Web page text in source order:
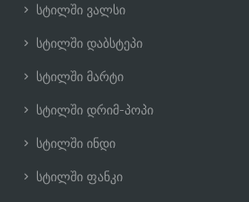
სტილში ვალსი
სტილში დაბსტეპი
სტილში მარტი
სტილში დრიმ-პოპი
სტილში ინდი
სტილში ფანკი